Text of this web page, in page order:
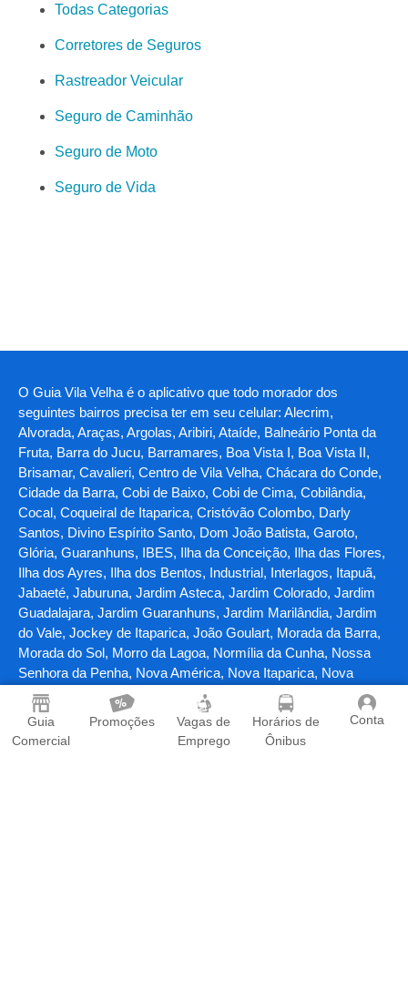
Guia
Comercial
Promoções
Vagas de
Emprego
Horários de
Ônibus
Conta
Todas Categorias
Corretores de Seguros
Rastreador Veicular
Seguro de Caminhão
Seguro de Moto
Seguro de Vida
O Guia Vila Velha é o aplicativo que todo morador dos
seguintes bairros precisa ter em seu celular: Alecrim,
Alvorada, Araças, Argolas, Aribiri, Ataíde, Balneário Ponta da
Fruta, Barra do Jucu, Barramares, Boa Vista I, Boa Vista II,
Brisamar, Cavalieri, Centro de Vila Velha, Chácara do Conde,
Cidade da Barra, Cobi de Baixo, Cobi de Cima, Cobilândia,
Cocal, Coqueiral de Itaparica, Cristóvão Colombo, Darly
Santos, Divino Espírito Santo, Dom João Batista, Garoto,
Glória, Guaranhuns, IBES, Ilha da Conceição, Ilha das Flores,
Ilha dos Ayres, Ilha dos Bentos, Industrial, Interlagos, Itapuã,
Jabaeté, Jaburuna, Jardim Asteca, Jardim Colorado, Jardim
Guadalajara, Jardim Guaranhuns, Jardim Marilândia, Jardim
do Vale, Jockey de Itaparica, João Goulart, Morada da Barra,
Morada do Sol, Morro da Lagoa, Normília da Cunha, Nossa
Senhora da Penha, Nova América, Nova Itaparica, Nova
Ponta da Fruta, Novo México, Olaria, Paul, Pedra dos Búzios,
Planalto, Ponta da Fruta, Ponta da Fruta, Pontal das Garças,
Praia da Costa, Praia das Gaivotas, Praia de Itaparica, Praia
dos Recifes, Primeiro de Maio, Residencial Itaparica, Rio